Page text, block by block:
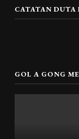
CATATAN
GOL A GONG